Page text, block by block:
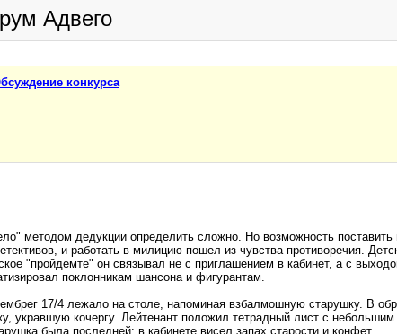
Адвего
конкурса
методом дедукции определить сложно. Но возможность
и работать в милицию пошел из чувства противоречия.
"пройдемте" он связывал не с приглашением в кабинет, а с
поклонникам шансона и фигурантам.
17/4 лежало на столе, напоминая взбалмошную старушку. В
укравшую кочергу. Лейтенант положил тетрадный лист с
была последней: в кабинете висел запах старости и конфет.